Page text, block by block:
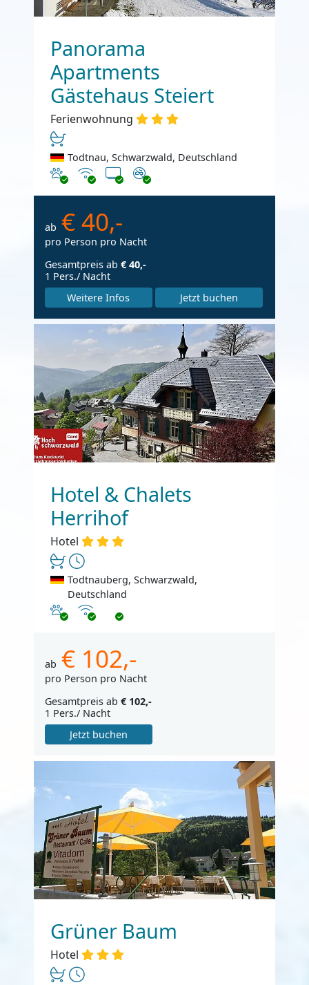
Panorama
Apartments
Gästehaus Steiert
Ferienwohnung
Todtnau, Schwarzwald, Deutschland
Haustiere erlaubt
Internet
TV Nichtraucher
ab € 40,-
pro Person pro Nacht
Gesamtpreis ab € 40,-
1 Pers./ Nacht
Weitere Infos
Jetzt buchen
Hotel & Chalets
Herrihof
Hotel
Todtnauberg, Schwarzwald,
Deutschland
Haustiere erlaubt
Internet
ab € 102,-
pro Person pro Nacht
Gesamtpreis ab € 102,-
1 Pers./ Nacht
Jetzt buchen
Grüner Baum
Hotel